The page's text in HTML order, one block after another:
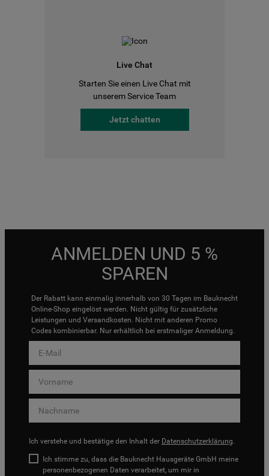
Live Chat
Starten Sie einen Live Chat mit
unserem Service Team
Jetzt chatten
ANMELDEN UND 5 %
SPAREN
Der Rabatt kann einmalig innerhalb von 30 Tagen im Bauknecht
Online-Shop eingelöst werden. Nicht gültig für zusätzliche
Leistungen und Versandkosten. Nicht mit anderen Promo
Codes kombinierbar. Nur erhältlich bei erstmaliger Anmeldung.
Ich verstehe und bestätige den Inhalt der Datenschutzerklärung.
Ich stimme zu, dass die Bauknecht Hausgeräte GmbH meine
personenbezogenen Daten verarbeitet, um mir in